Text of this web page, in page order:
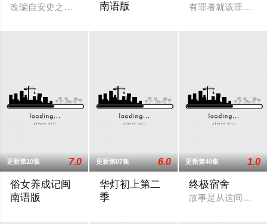
改编自安史之乱时期睿真皇太后的故事，讲述了大唐国母沈珍珠
南语版
有罪者就该罪有应
更新第10集 7.0
俗女养成记闽
南语版
更新第07集 6.0
华灯初上第二
季
更新第40集 1.0
终极宿舍
故事是从这间夏人